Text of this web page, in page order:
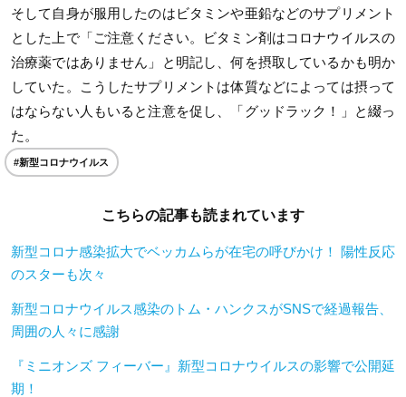
そして自身が服用したのはビタミンや亜鉛などのサプリメント
とした上で「ご注意ください。ビタミン剤はコロナウイルスの
治療薬ではありません」と明記し、何を摂取しているかも明か
していた。こうしたサプリメントは体質などによっては摂って
はならない人もいると注意を促し、「グッドラック！」と綴っ
た。
#新型コロナウイルス
こちらの記事も読まれています
新型コロナ感染拡大でベッカムらが在宅の呼びかけ！ 陽性反応
のスターも次々
新型コロナウイルス感染のトム・ハンクスがSNSで経過報告、
周囲の人々に感謝
『ミニオンズ フィーバー』新型コロナウイルスの影響で公開延
期！